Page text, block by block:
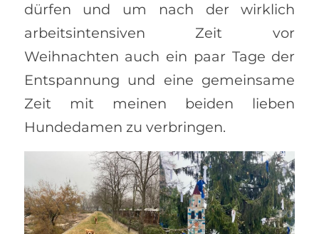
dürfen und um nach der wirklich
arbeitsintensiven Zeit vor
Weihnachten auch ein paar Tage der
Entspannung und eine gemeinsame
Zeit mit meinen beiden lieben
Hundedamen zu verbringen.